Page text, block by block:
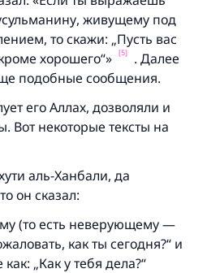
живущему под
то скажи: „Пусть вас
хорошего“» [5]
. Далее
подобные сообщения.
его Аллах, дозволяли и
Вот некоторые тексты на
аль-Ханбали, да
он сказал:
(то есть неверующему —
как ты сегодня?“ и
„Как у тебя дела?“